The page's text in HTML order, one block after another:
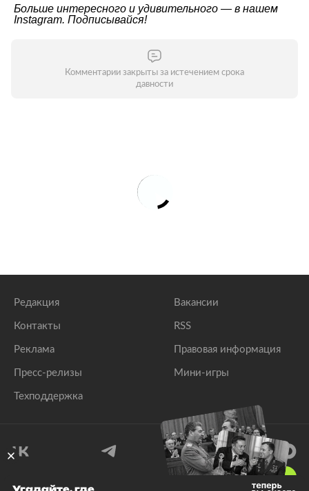
Больше интересного и удивительного — в нашем
Instagram. Подписывайся!
Комментарии закрыты за истечением срока
давности
Редакция
Контакты
Реклама
Пресс-релизы
Техподдержка
Вакансии
RSS
Правовая информация
Мини-игры